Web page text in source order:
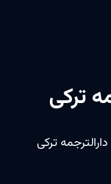
ترکی
دارالترجمه ترکی